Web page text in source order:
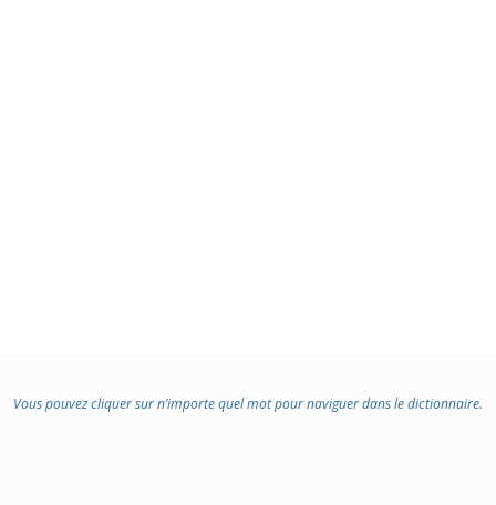
Vous pouvez cliquer sur n’importe quel mot pour naviguer dans le dictionnaire.